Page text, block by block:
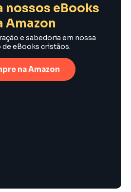
nossos eBooks
Amazon
e sabedoria em nossa
de eBooks cristãos.
na Amazon